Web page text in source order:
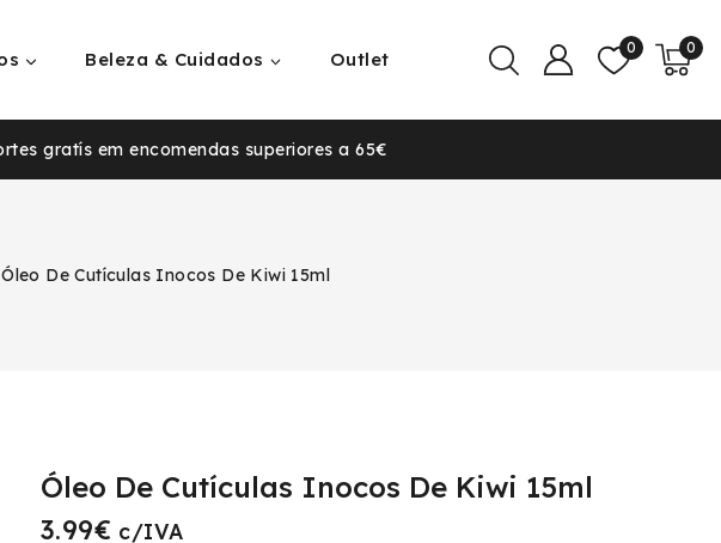
Beleza & Cuidados Outlet
0 0
gratís em encomendas superiores a 65€
Óleo De Cutículas Inocos De Kiwi 15ml
Óleo De Cutículas Inocos De Kiwi 15ml
3.99€ c/IVA